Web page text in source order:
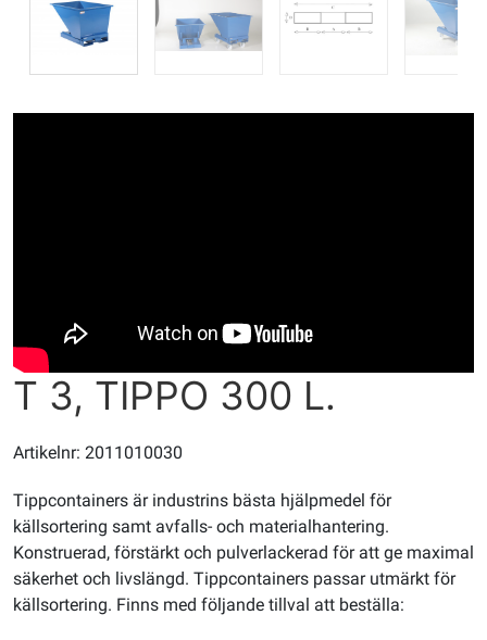
T 3, TIPPO 300 L.
Artikelnr: 2011010030
Tippcontainers är industrins bästa hjälpmedel för
källsortering samt avfalls- och materialhantering.
Konstruerad, förstärkt och pulverlackerad för att ge maximal
säkerhet och livslängd. Tippcontainers passar utmärkt för
källsortering. Finns med följande tillval att beställa: